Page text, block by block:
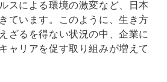
スによる環境の激変など、日本
ています。このように、生き方
ざるを得ない状況の中、企業に
ャリアを促す取り組みが増えて